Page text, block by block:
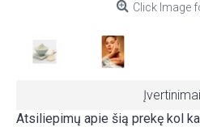
Click Image
Atsiliepimų apie šią prekę kol